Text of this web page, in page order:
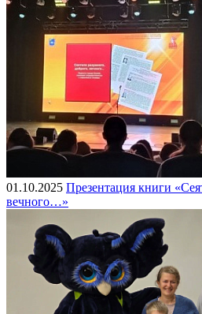
01.10.2025 Презентация книги
вечного…»